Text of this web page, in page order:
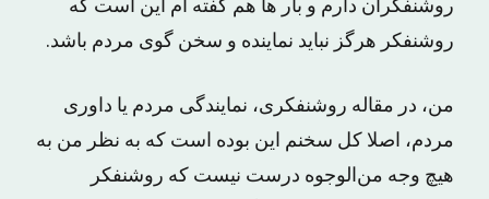
روشنفکران دارم و بار ها هم گفته ام این است که
روشنفکر هرگز نباید نماینده و سخن گوی مردم باشد.
من، در مقاله‌ روشنفکری، نمایندگی مردم یا داوری
مردم، اصلا کل سخنم این بوده است که به نظر من به
هیچ وجه من‌الوجوه درست نیست که روشنفکر